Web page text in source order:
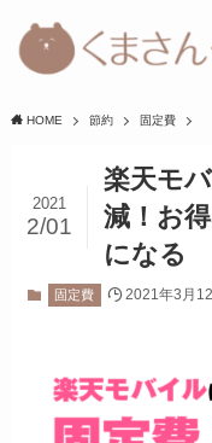
HOME 節約 固定費
楽天モ
減！お
になる
2021
2/01
固定費 2021年3月